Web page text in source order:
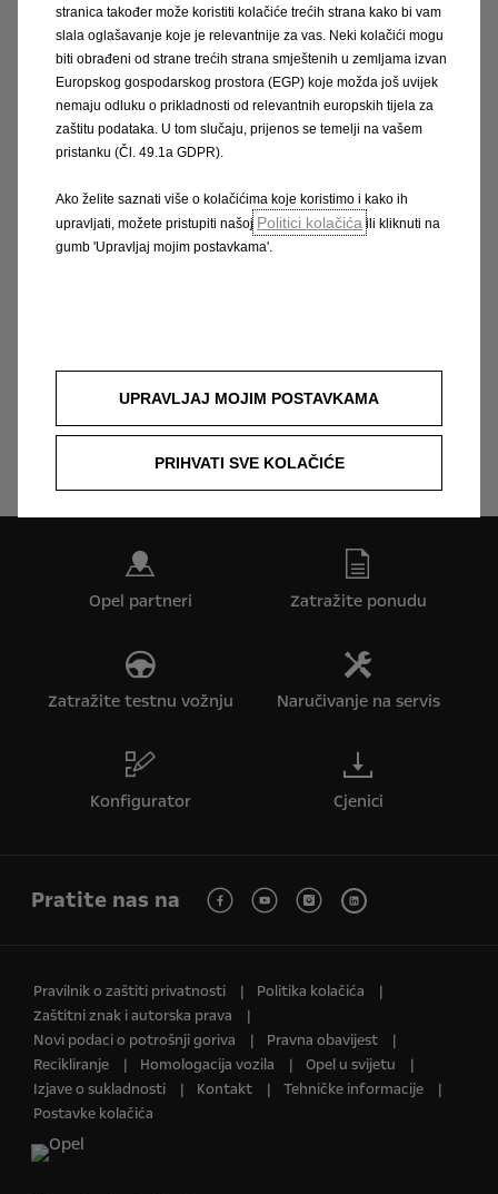
trajanju od 8 godina uključuju, opće
komercijalno jamstvo za 1. i 2. godinu
starosti (bez obzira na kilometražu) te
produljeno jamstvo FlexCare od 3. do isteka
8. godine starosti ili do 150.000 prijeđenih
kilometara (ovisno što prije nastupi).
Pojedinosti i opseg usluga obuhvaćenih
Opel FlexCare produljenom jamstvu možete
Podaci su informativni. AW OPL Distribution
Kft. i ovlašteni Opel partneri ne snose
nikakvu odgovornost.
Opel partneri Zatražite ponudu
Zatražite testnu vožnju Naručivanje na servis
Konfigurator Cjenici
Pratite nas na
Pravilnik o zaštiti privatnosti
Politika kolačića
Zaštitni znak i autorska prava
Novi podaci o potrošnji goriva
Pravna obavijest
Recikliranje
Homologacija vozila
Opel u svijetu
Izjave o sukladnosti
Kontakt
Tehničke informacije
Postavke kolačića
stranica također može koristiti kolačiće trećih strana kako bi vam
slala oglašavanje koje je relevantnije za vas. Neki kolačići mogu
biti obrađeni od strane trećih strana smještenih u zemljama izvan
Europskog gospodarskog prostora (EGP) koje možda još uvijek
nemaju odluku o prikladnosti od relevantnih europskih tijela za
zaštitu podataka. U tom slučaju, prijenos se temelji na vašem
pristanku (Čl. 49.1a GDPR).
Ako želite saznati više o kolačićima koje koristimo i kako ih
upravljati, možete pristupiti našoj Politici kolačića ili kliknuti na
gumb 'Upravljaj mojim postavkama'.
UPRAVLJAJ MOJIM POSTAVKAMA
PRIHVATI SVE KOLAČIĆE